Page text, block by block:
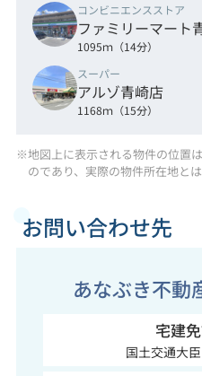
コンビニエンスストア
ファミリーマート
1095ｍ（14分）
スーパー
アルゾ青崎店
1168ｍ（15分）
※地図上に表示される物件の位置
のであり、実際の物件所在地と
お問い合わせ先
あなぶき不
宅建
国土交通大